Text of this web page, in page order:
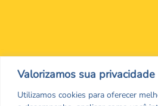
Valorizamos sua privacidade
Utilizamos cookies para oferecer